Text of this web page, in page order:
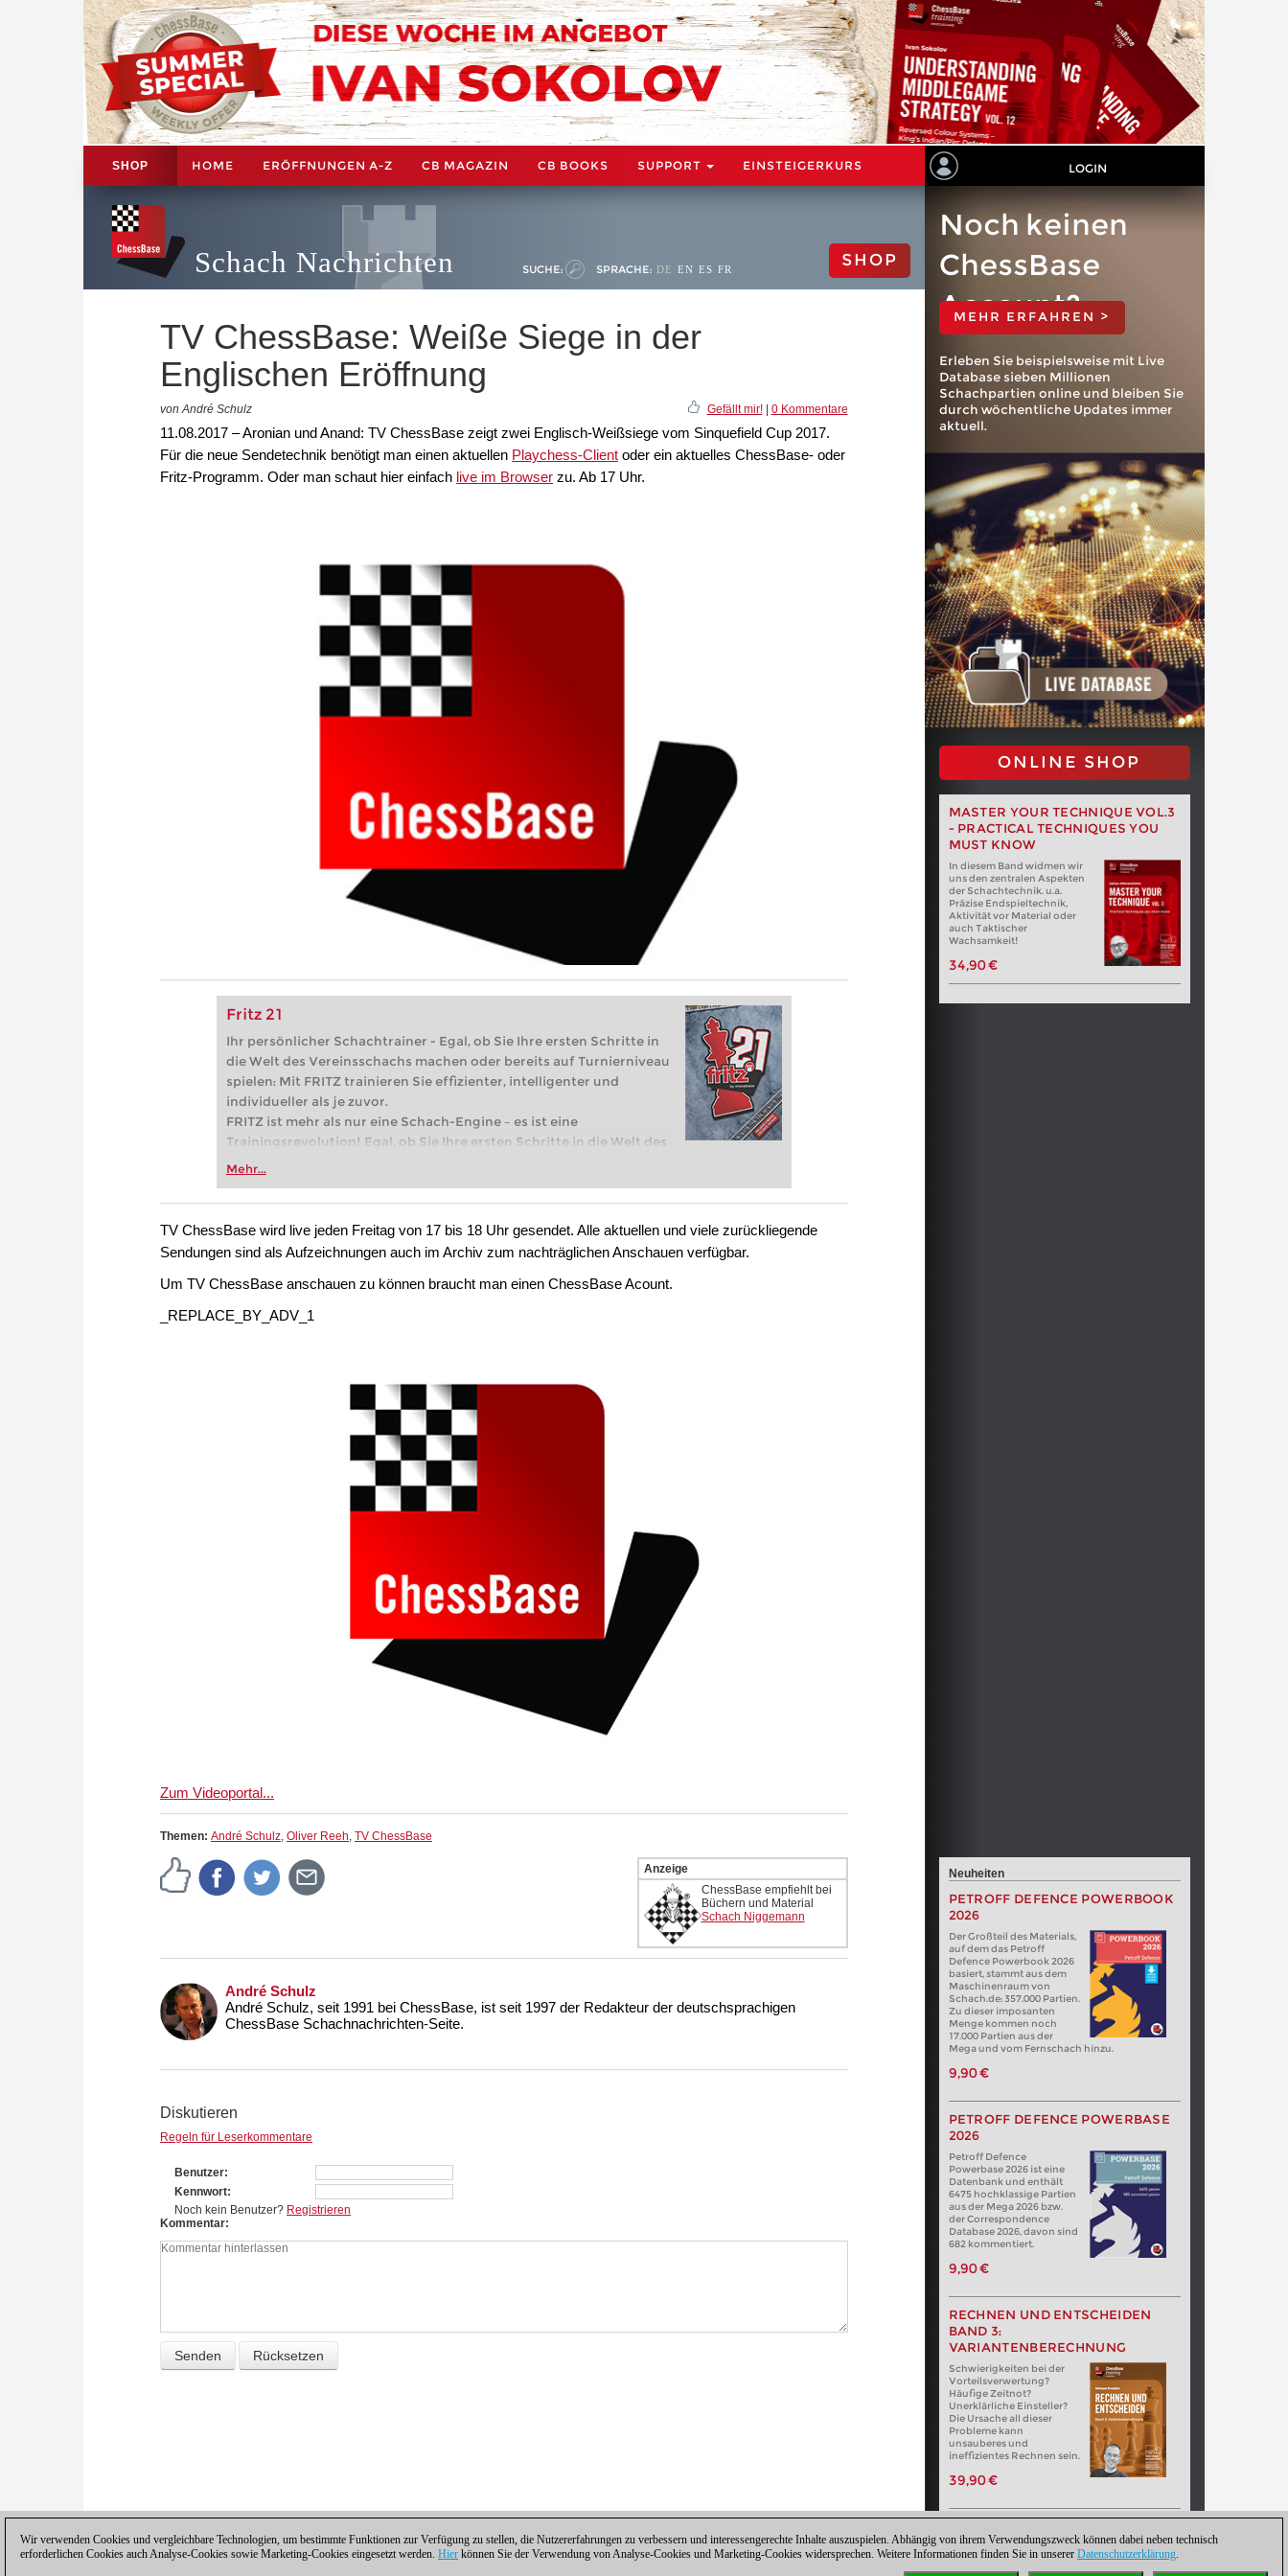
SHOP HOME ERÖFFNUNGEN A-Z CB MAGAZIN CB BOOKS SUPPORT EINSTEIGERKURS LOGIN
Schach Nachrichten SUCHE: SPRACHE: DE EN ES FR SHOP
TV ChessBase: Weiße Siege in der
Englischen Eröffnung
von André Schulz Gefällt mir!| 0 Kommentare
11.08.2017 – Aronian und Anand: TV ChessBase zeigt zwei Englisch-Weißsiege vom Sinquefield Cup 2017.
Für die neue Sendetechnik benötigt man einen aktuellen Playchess-Client oder ein aktuelles ChessBase- oder
Fritz-Programm. Oder man schaut hier einfach live im Browser zu. Ab 17 Uhr.
Fritz 21
Ihr persönlicher Schachtrainer - Egal, ob Sie Ihre ersten Schritte in
die Welt des Vereinsschachs machen oder bereits auf Turnierniveau
spielen: Mit FRITZ trainieren Sie effizienter, intelligenter und
individueller als je zuvor.
FRITZ ist mehr als nur eine Schach-Engine – es ist eine
Trainingsrevolution! Egal, ob Sie Ihre ersten Schritte in die Welt des
Vereinsschachs machen oder bereits auf Turnierniveau spielen: Mit
zuvor.
Mehr...
Noch keinen
ChessBase
Account?
MEHR ERFAHREN >
Erleben Sie beispielsweise mit Live
Database sieben Millionen
Schachpartien online und bleiben Sie
durch wöchentliche Updates immer
aktuell.
ONLINE SHOP
MASTER YOUR TECHNIQUE VOL.3
- PRACTICAL TECHNIQUES YOU
MUST KNOW
In diesem Band widmen wir
uns den zentralen Aspekten
der Schachtechnik. u.a.
Präzise Endspieltechnik,
Aktivität vor Material oder
auch Taktischer
Wachsamkeit!
34,90 €
TV ChessBase wird live jeden Freitag von 17 bis 18 Uhr gesendet. Alle aktuellen und viele zurückliegende
Sendungen sind als Aufzeichnungen auch im Archiv zum nachträglichen Anschauen verfügbar.
Um TV ChessBase anschauen zu können braucht man einen ChessBase Acount.
_REPLACE_BY_ADV_1
Zum Videoportal...
Themen: André Schulz, Oliver Reeh, TV ChessBase
Anzeige
ChessBase empfiehlt bei
Büchern und Material
Schach Niggemann
André Schulz
André Schulz, seit 1991 bei ChessBase, ist seit 1997 der Redakteur der deutschsprachigen
ChessBase Schachnachrichten-Seite.
Diskutieren
Regeln für Leserkommentare
Benutzer
Kennwort
Noch kein Benutzer? Registrieren
Kommentar
Neuheiten
PETROFF DEFENCE POWERBOOK
2026
Der Großteil des Materials,
auf dem das Petroff
Defence Powerbook 2026
basiert, stammt aus dem
Maschinenraum von
Schach.de: 357.000 Partien.
Zu dieser imposanten
Menge kommen noch
17.000 Partien aus der
Mega und vom Fernschach hinzu.
9,90 €
PETROFF DEFENCE POWERBASE
2026
Petroff Defence
Powerbase 2026 ist eine
Datenbank und enthält
6475 hochklassige Partien
aus der Mega 2026 bzw.
der Correspondence
Database 2026, davon sind
682 kommentiert.
9,90 €
RECHNEN UND ENTSCHEIDEN
BAND 3:
VARIANTENBERECHNUNG
Schwierigkeiten bei der
Vorteilsverwertung?
Häufige Zeitnot?
Unerklärliche Einsteller?
Die Ursache all dieser
Probleme kann
unsauberes und
ineffizientes Rechnen sein.
39,90 €
Wir verwenden Cookies und vergleichbare Technologien, um bestimmte Funktionen zur Verfügung zu stellen, die Nutzererfahrungen zu verbessern und interessengerechte Inhalte auszuspielen. Abhängig von ihrem Verwendungszweck können dabei neben technisch
erforderlichen Cookies auch Analyse-Cookies sowie Marketing-Cookies eingesetzt werden. Hier können Sie der Verwendung von Analyse-Cookies und Marketing-Cookies widersprechen. Weitere Informationen finden Sie in unserer Datenschutzerklärung.